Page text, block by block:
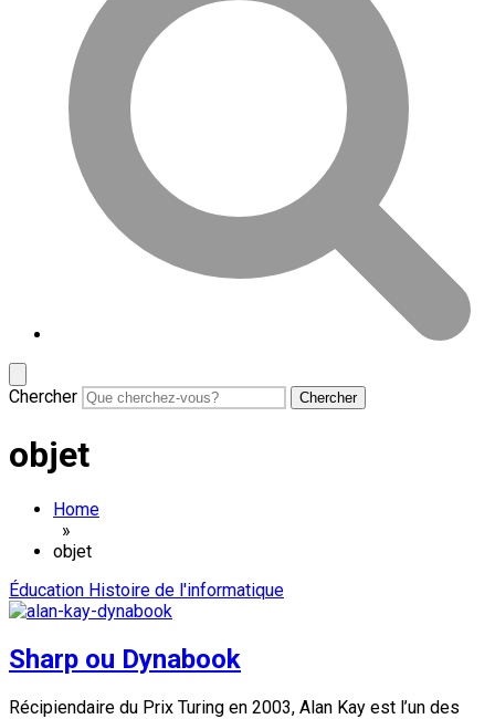
Chercher
objet
Home
»
objet
Éducation Histoire de l'informatique
Sharp ou Dynabook
Récipiendaire du Prix Turing en 2003, Alan Kay est l’un des